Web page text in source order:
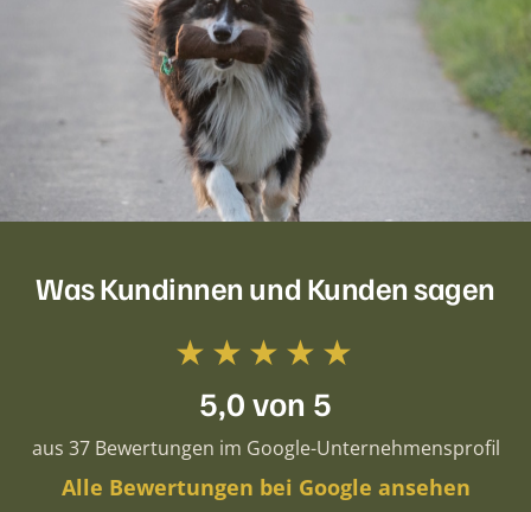
Was Kundinnen und Kunden sagen
★★★★★
5,0 von 5
aus 37 Bewertungen im Google-Unternehmensprofil
Alle Bewertungen bei Google ansehen